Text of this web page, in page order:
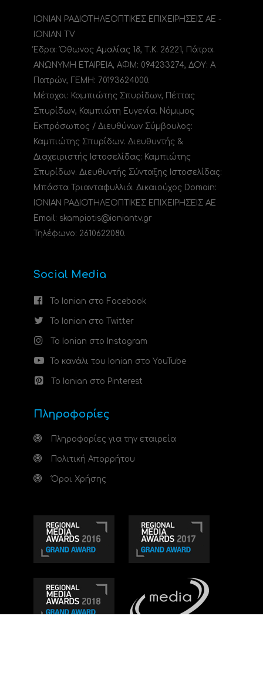
ΙΟΝΙΑΝ ΡΑΔΙΟΤΗΛΕΟΠΤΙΚΕΣ ΕΠΙΧΕΙΡΗΣΕΙΣ ΑΕ -
IONIAN TV
Έδρα: Όθωνος Αμαλίας 18, Τ.Κ. 26221, Πάτρα.
ΑΝΩΝΥΜΗ ΕΤΑΙΡΕΙΑ, ΑΦΜ: 094233274, ΔΟΥ: A
Πατρών, ΓΕΜΗ: 70193624000.
Μέτοχοι: Καμπιώτης Σπυρίδων, Πέττας
Σπυρίδων, Καμπιώτη Ευγενία. Νόμιμος
Εκπρόσωπος / Διευθύνων Σύμβουλος:
Καμπιώτης Σπυρίδων. Διευθυντής &
Διαχειριστής Ιστοσελίδας: Καμπιώτης
Σπυρίδων. Διευθυντής Σύνταξης Ιστοσελίδας:
Μπάστα Τριανταφυλλιά. Δικαιούχος Domain:
ΙΟΝΙΑΝ ΡΑΔΙΟΤΗΛΕΟΠΤΙΚΕΣ ΕΠΙΧΕΙΡΗΣΕΙΣ ΑΕ
Email: skampiotis@ioniantv.gr
Τηλέφωνο: 2610622080.
Social Media
Το Ionian στο Facebook
Το Ionian στο Twitter
Το Ionian στο Instagram
Το κανάλι του Ionian στο YouTube
Το Ionian στο Pinterest
Πληροφορίες
Πληροφορίες για την εταιρεία
Πολιτική Απορρήτου
Όροι Χρήσης